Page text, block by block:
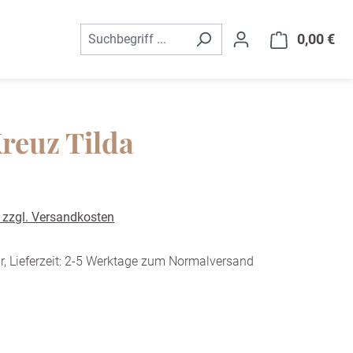
0,00 €
Tilda
Versandkosten
Lieferzeit: 2-5 Werktage zum Normalversand